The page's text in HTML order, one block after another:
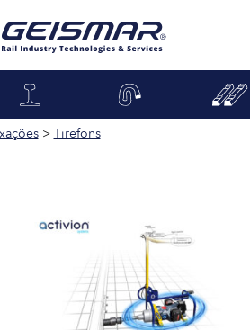
> Tirefons